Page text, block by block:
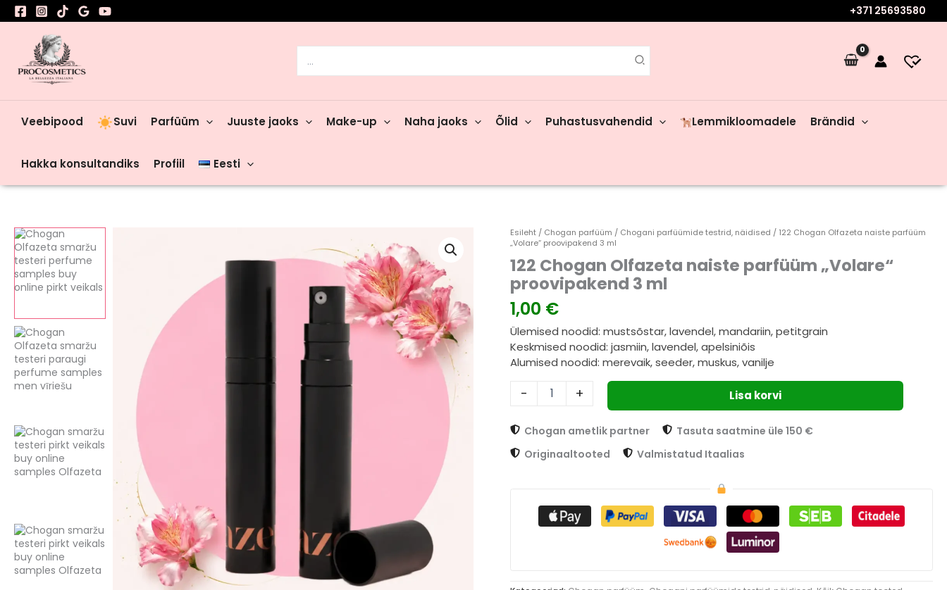
Skip
to
+371 25693580
for:
Veebipood Suvi Parfüüm Juuste jaoks Make-up Naha jaoks Õlid Puhastusvahendid Lemmikloomadele Brändid
Hakka konsultandiks Profiil Eesti
Esileht / Chogan parfüüm / Chogani parfüümide testrid, näidised / 122 Chogan Olfazeta naiste parfüüm
„Volare“ proovipakend 3 ml
122 Chogan Olfazeta naiste parfüüm „Volare“
proovipakend 3 ml
1,00 €
Ülemised noodid: mustsõstar, lavendel, mandariin, petitgrain
Keskmised noodid: jasmiin, lavendel, apelsiniõis
Alumised noodid: merevaik, seeder, muskus, vanilje
-
122
Chogan
Olfazeta
parfüüm
„Volare“
proovipakend
3
ml
kogus
+ Lisa korvi
Chogan ametlik partner
Tasuta saatmine üle 150 €
Originaaltooted
Valmistatud Itaalias